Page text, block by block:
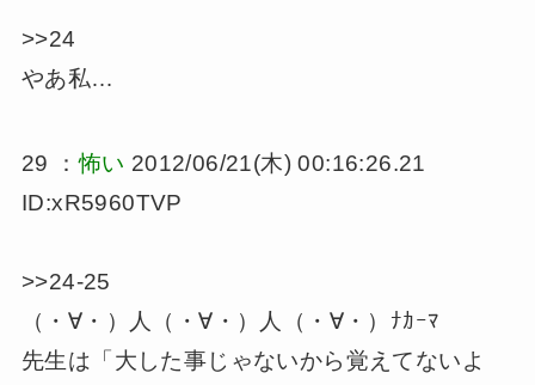
>>24
やあ私…
29 ：怖い 2012/06/21(木) 00:16:26.21
ID:xR5960TVP
>>24-25
（・∀・）人（・∀・）人（・∀・）ﾅｶｰﾏ
先生は「大した事じゃないから覚えてないよ